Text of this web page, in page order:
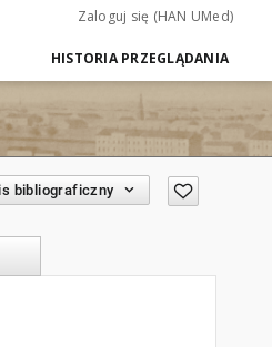
Zaloguj się (HAN UMed)
HISTORIA PRZEGLĄDANIA
bibliograficzny